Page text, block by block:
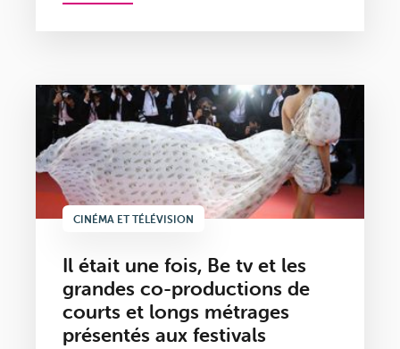
CINÉMA ET TÉLÉVISION
Il était une fois, Be tv et les
grandes co-productions de
courts et longs métrages
présentés aux festivals